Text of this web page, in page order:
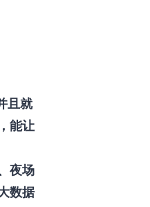
且就
能让
夜场
数据